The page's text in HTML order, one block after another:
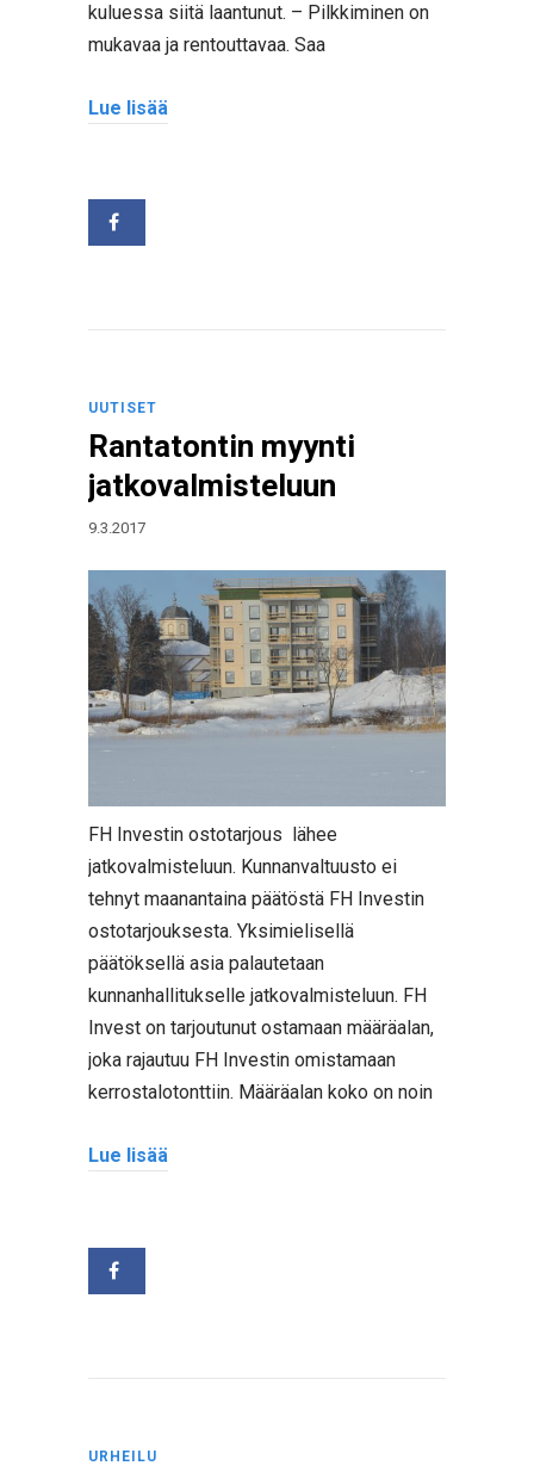
kuluessa siitä laantunut. – Pilkkiminen on
mukavaa ja rentouttavaa. Saa
Lue lisää
UUTISET
Rantatontin myynti
jatkovalmisteluun
9.3.2017
FH Investin ostotarjous lähee
jatkovalmisteluun. Kunnanvaltuusto ei
tehnyt maanantaina päätöstä FH Investin
ostotarjouksesta. Yksimielisellä
päätöksellä asia palautetaan
kunnanhallitukselle jatkovalmisteluun. FH
Invest on tarjoutunut ostamaan määräalan,
joka rajautuu FH Investin omistamaan
kerrostalotonttiin. Määräalan koko on noin
Lue lisää
URHEILU